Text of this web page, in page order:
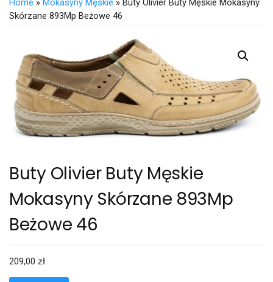
Home » Mokasyny Męskie » Buty Olivier Buty Męskie Mokasyny
Skórzane 893Mp Beżowe 46
Buty Olivier Buty Męskie
Mokasyny Skórzane 893Mp
Beżowe 46
209,00 zł